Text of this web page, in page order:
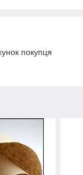
покупця